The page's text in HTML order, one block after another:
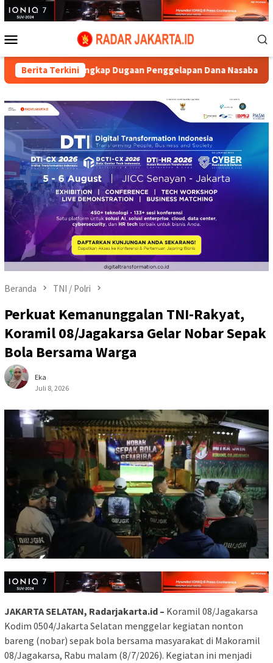
Loncat
ke
Mobile
Berita Terkini
Dugaan Penggelapan Dana Nasabah di KSP MDS Jatim
Beranda TNI / Polri
Perkuat Kemanunggalan TNI-Rakyat,
Koramil 08/Jagakarsa Gelar Nobar Sepak
Bola Bersama Warga
Eka
Juli 8, 2026
JAKARTA SELATAN, Radarjakarta.id – Koramil 08/Jagakarsa
Kodim 0504/Jakarta Selatan menggelar kegiatan nonton
bareng (nobar) sepak bola bersama masyarakat di Makoramil
08/Jagakarsa, Rabu malam (8/7/2026). Kegiatan ini menjadi